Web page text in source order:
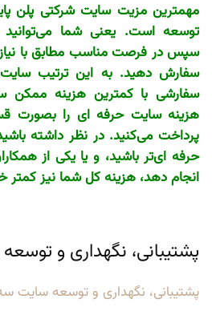
مهمترین مزیت سایت شرکتی پلن
توسعه است. یعنی شما می‌توانید
سپس در فرصت مناسب مطابق با
سفارش دهید. به این ترتیب
سفارشی با کمترین هزینه
هزینه سایت حرفه ای را بصورت
پرداخت می‌کنید. در نظر داشته
حرفه ای‌تر باشید، و یا یکی از
انجام دهد، هزینه کل شما نیز کمتر
پشتیبانی، نگهداری و
پشتیبانی، نگهداری و توسعه